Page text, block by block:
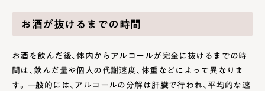
お酒が抜けるまでの時間
お酒を飲んだ後、体内からアルコールが完全に抜けるまでの時
間は、飲んだ量や個人の代謝速度、体重などによって異なりま
す。一般的には、アルコールの分解は肝臓で行われ、平均的な速